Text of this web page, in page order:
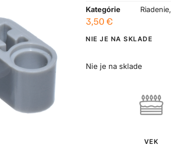
Kategórie
Riadenie,
3,50 €
NIE JE NA SKLADE
Nie je na sklade
VEK